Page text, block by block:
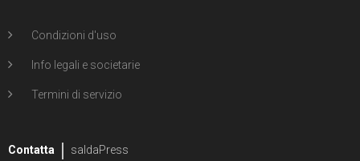
Condizioni d'uso
Info legali e societarie
Termini di servizio
Contatta saldaPress